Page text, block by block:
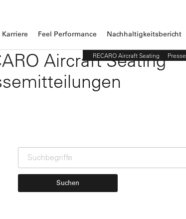
Karriere Feel Performance Nachhaltigkeitsbericht
RECARO Aircraft Seating Presse
Aircraft Seating
Suchen